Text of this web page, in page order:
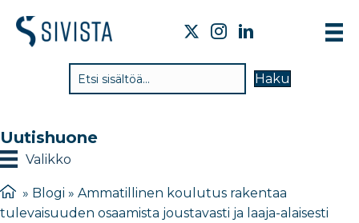
Haku
Uutishuone
Valikko
» Blogi » Ammatillinen koulutus rakentaa
tulevaisuuden osaamista joustavasti ja laaja-alaisesti